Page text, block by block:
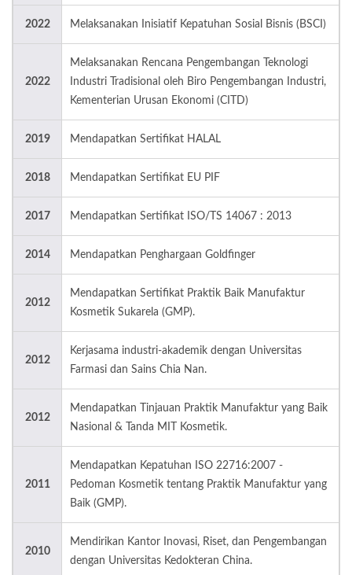
2022 Melaksanakan Inisiatif Kepatuhan Sosial Bisnis (BSCI)
2022
Melaksanakan Rencana Pengembangan Teknologi
Industri Tradisional oleh Biro Pengembangan Industri,
Kementerian Urusan Ekonomi (CITD)
2019 Mendapatkan Sertifikat HALAL
2018 Mendapatkan Sertifikat EU PIF
2017 Mendapatkan Sertifikat ISO/TS 14067 : 2013
2014 Mendapatkan Penghargaan Goldfinger
2012
Mendapatkan Sertifikat Praktik Baik Manufaktur
Kosmetik Sukarela (GMP).
2012
Kerjasama industri-akademik dengan Universitas
Farmasi dan Sains Chia Nan.
2012
Mendapatkan Tinjauan Praktik Manufaktur yang Baik
Nasional & Tanda MIT Kosmetik.
2011
Mendapatkan Kepatuhan ISO 22716:2007 -
Pedoman Kosmetik tentang Praktik Manufaktur yang
Baik (GMP).
2010
Mendirikan Kantor Inovasi, Riset, dan Pengembangan
dengan Universitas Kedokteran China.